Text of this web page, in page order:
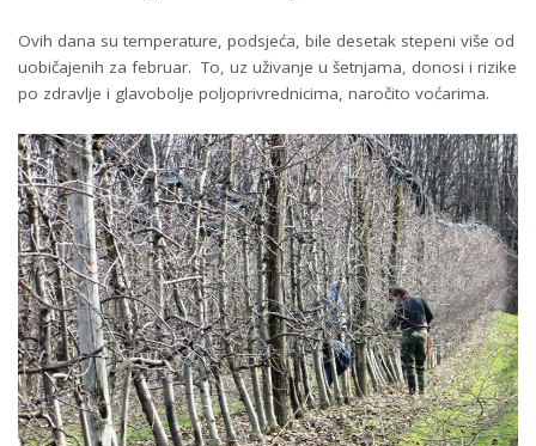
Ovih dana su temperature, podsjeća, bile desetak stepeni više od
uobičajenih za februar. To, uz uživanje u šetnjama, donosi i rizike
po zdravlje i glavobolje poljoprivrednicima, naročito voćarima.